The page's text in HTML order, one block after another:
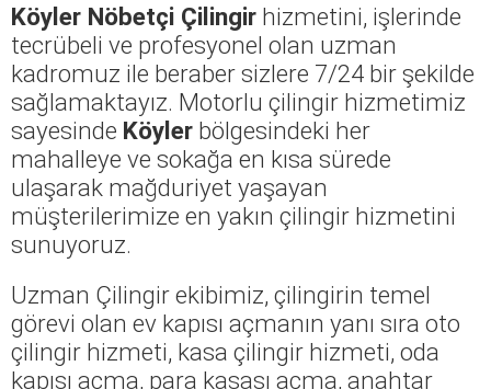
Köyler Nöbetçi Çilingir hizmetini, işlerinde
tecrübeli ve profesyonel olan uzman
kadromuz ile beraber sizlere 7/24 bir şekilde
sağlamaktayız. Motorlu çilingir hizmetimiz
sayesinde Köyler bölgesindeki her
mahalleye ve sokağa en kısa sürede
ulaşarak mağduriyet yaşayan
müşterilerimize en yakın çilingir hizmetini
sunuyoruz.
Uzman Çilingir ekibimiz, çilingirin temel
görevi olan ev kapısı açmanın yanı sıra oto
çilingir hizmeti, kasa çilingir hizmeti, oda
kapısı açma, para kasası açma, anahtar